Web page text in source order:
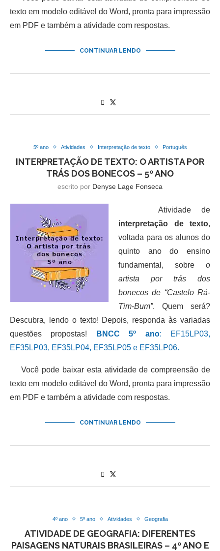
texto em modelo editável do Word, pronta para impressão
em PDF e também a atividade com respostas.
CONTINUAR LENDO
5º ano Atividades Interpretação de texto Português
INTERPRETAÇÃO DE TEXTO: O ARTISTA POR
TRÁS DOS BONECOS – 5º ANO
escrito por Denyse Lage Fonseca
Atividade de
interpretação de texto,
voltada para os alunos do
quinto ano do ensino
fundamental, sobre o
artista por trás dos
bonecos de “Castelo Rá-
Tim-Bum”. Quem será?
Descubra, lendo o texto! Depois, responda às variadas
questões propostas!
BNCC 5º ano: EF15LP03,
EF35LP03, EF35LP04, EF35LP05 e EF35LP06.
Você pode baixar esta atividade de compreensão de
texto em modelo editável do Word, pronta para impressão
em PDF e também a atividade com respostas.
CONTINUAR LENDO
4º ano 5º ano Atividades Geografia
ATIVIDADE DE GEOGRAFIA: DIFERENTES
PAISAGENS NATURAIS BRASILEIRAS – 4º ANO E